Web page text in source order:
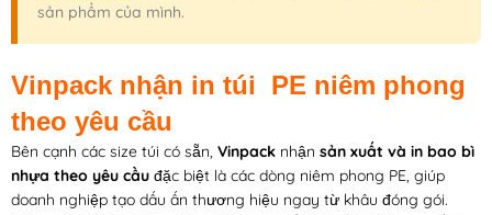
sản phẩm của mình.
Vinpack nhận in túi PE niêm phong
theo yêu cầu
Bên cạnh các size túi có sẵn, Vinpack nhận sản xuất và in bao bì
nhựa theo yêu cầu đặc biệt là các dòng niêm phong PE, giúp
doanh nghiệp tạo dấu ấn thương hiệu ngay từ khâu đóng gói.